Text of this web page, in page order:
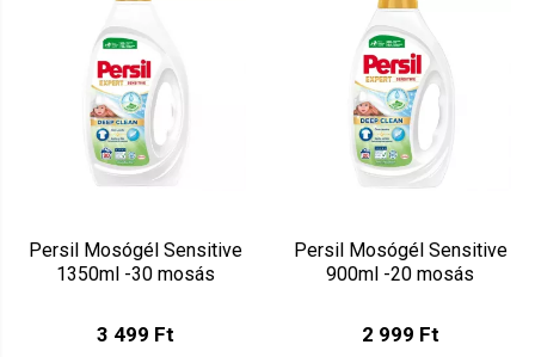
Persil Mosógél Sensitive
1350ml -30 mosás
3 499 Ft
Persil Mosógél Sensitive
900ml -20 mosás
2 999 Ft